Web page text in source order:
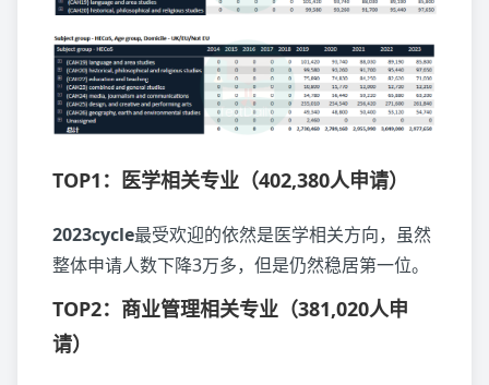
TOP1：医学相关专业（402,380人申请）
2023cycle最受欢迎的依然是医学相关方向，虽然
整体申请人数下降3万多，但是仍然稳居第一位。
TOP2：商业管理相关专业（381,020人申
请）